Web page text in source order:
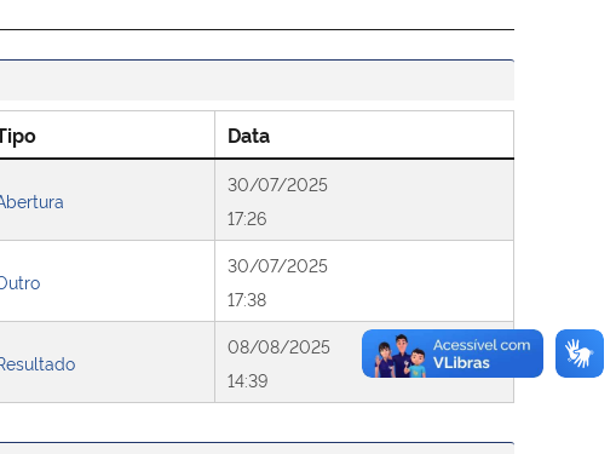
Data
30/07/2025
17:26
30/07/2025
17:38
08/08/2025
14:39